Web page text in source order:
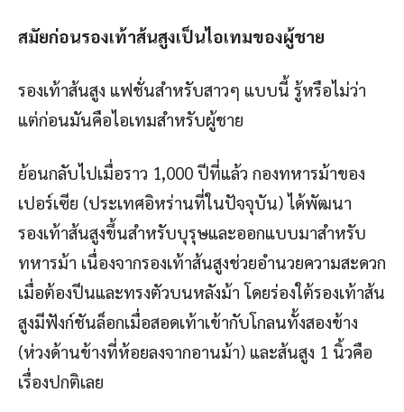
สมัยก่อนรองเท้าส้นสูงเป็นไอเทมของผู้ชาย
รองเท้าส้นสูง แฟชั่นสำหรับสาวๆ แบบนี้ รู้หรือไม่ว่า
แต่ก่อนมันคือไอเทมสำหรับผู้ชาย
ย้อนกลับไปเมื่อราว 1,000 ปีที่แล้ว กองทหารม้าของ
เปอร์เซีย (ประเทศอิหร่านที่ในปัจจุบัน) ได้พัฒนา
รองเท้าส้นสูงขึ้นสำหรับบุรุษและออกแบบมาสำหรับ
ทหารม้า เนื่องจากรองเท้าส้นสูงช่วยอำนวยความสะดวก
เมื่อต้องปีนและทรงตัวบนหลังม้า โดยร่องใต้รองเท้าส้น
สูงมีฟังก์ชันล็อกเมื่อสอดเท้าเข้ากับโกลนทั้งสองข้าง
(ห่วงด้านข้างที่ห้อยลงจากอานม้า) และส้นสูง 1 นิ้วคือ
เรื่องปกติเลย